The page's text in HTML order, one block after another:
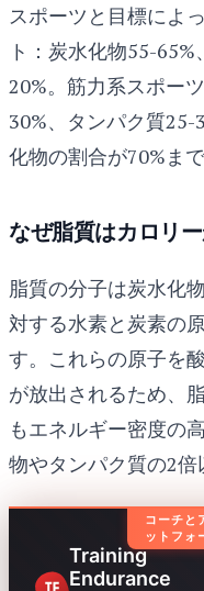
スポーツと目標によ
ト：炭水化物55-
20%。筋力系スポー
30%、タンパク質25-
化物の割合が70%ま
なぜ脂質はカロリ
脂質の分子は炭水化
対する水素と炭素の
す。これらの原子を
が放出されるため、
もエネルギー密度の
物やタンパク質の2倍
コーチと
ットフォ
Training
Endurance